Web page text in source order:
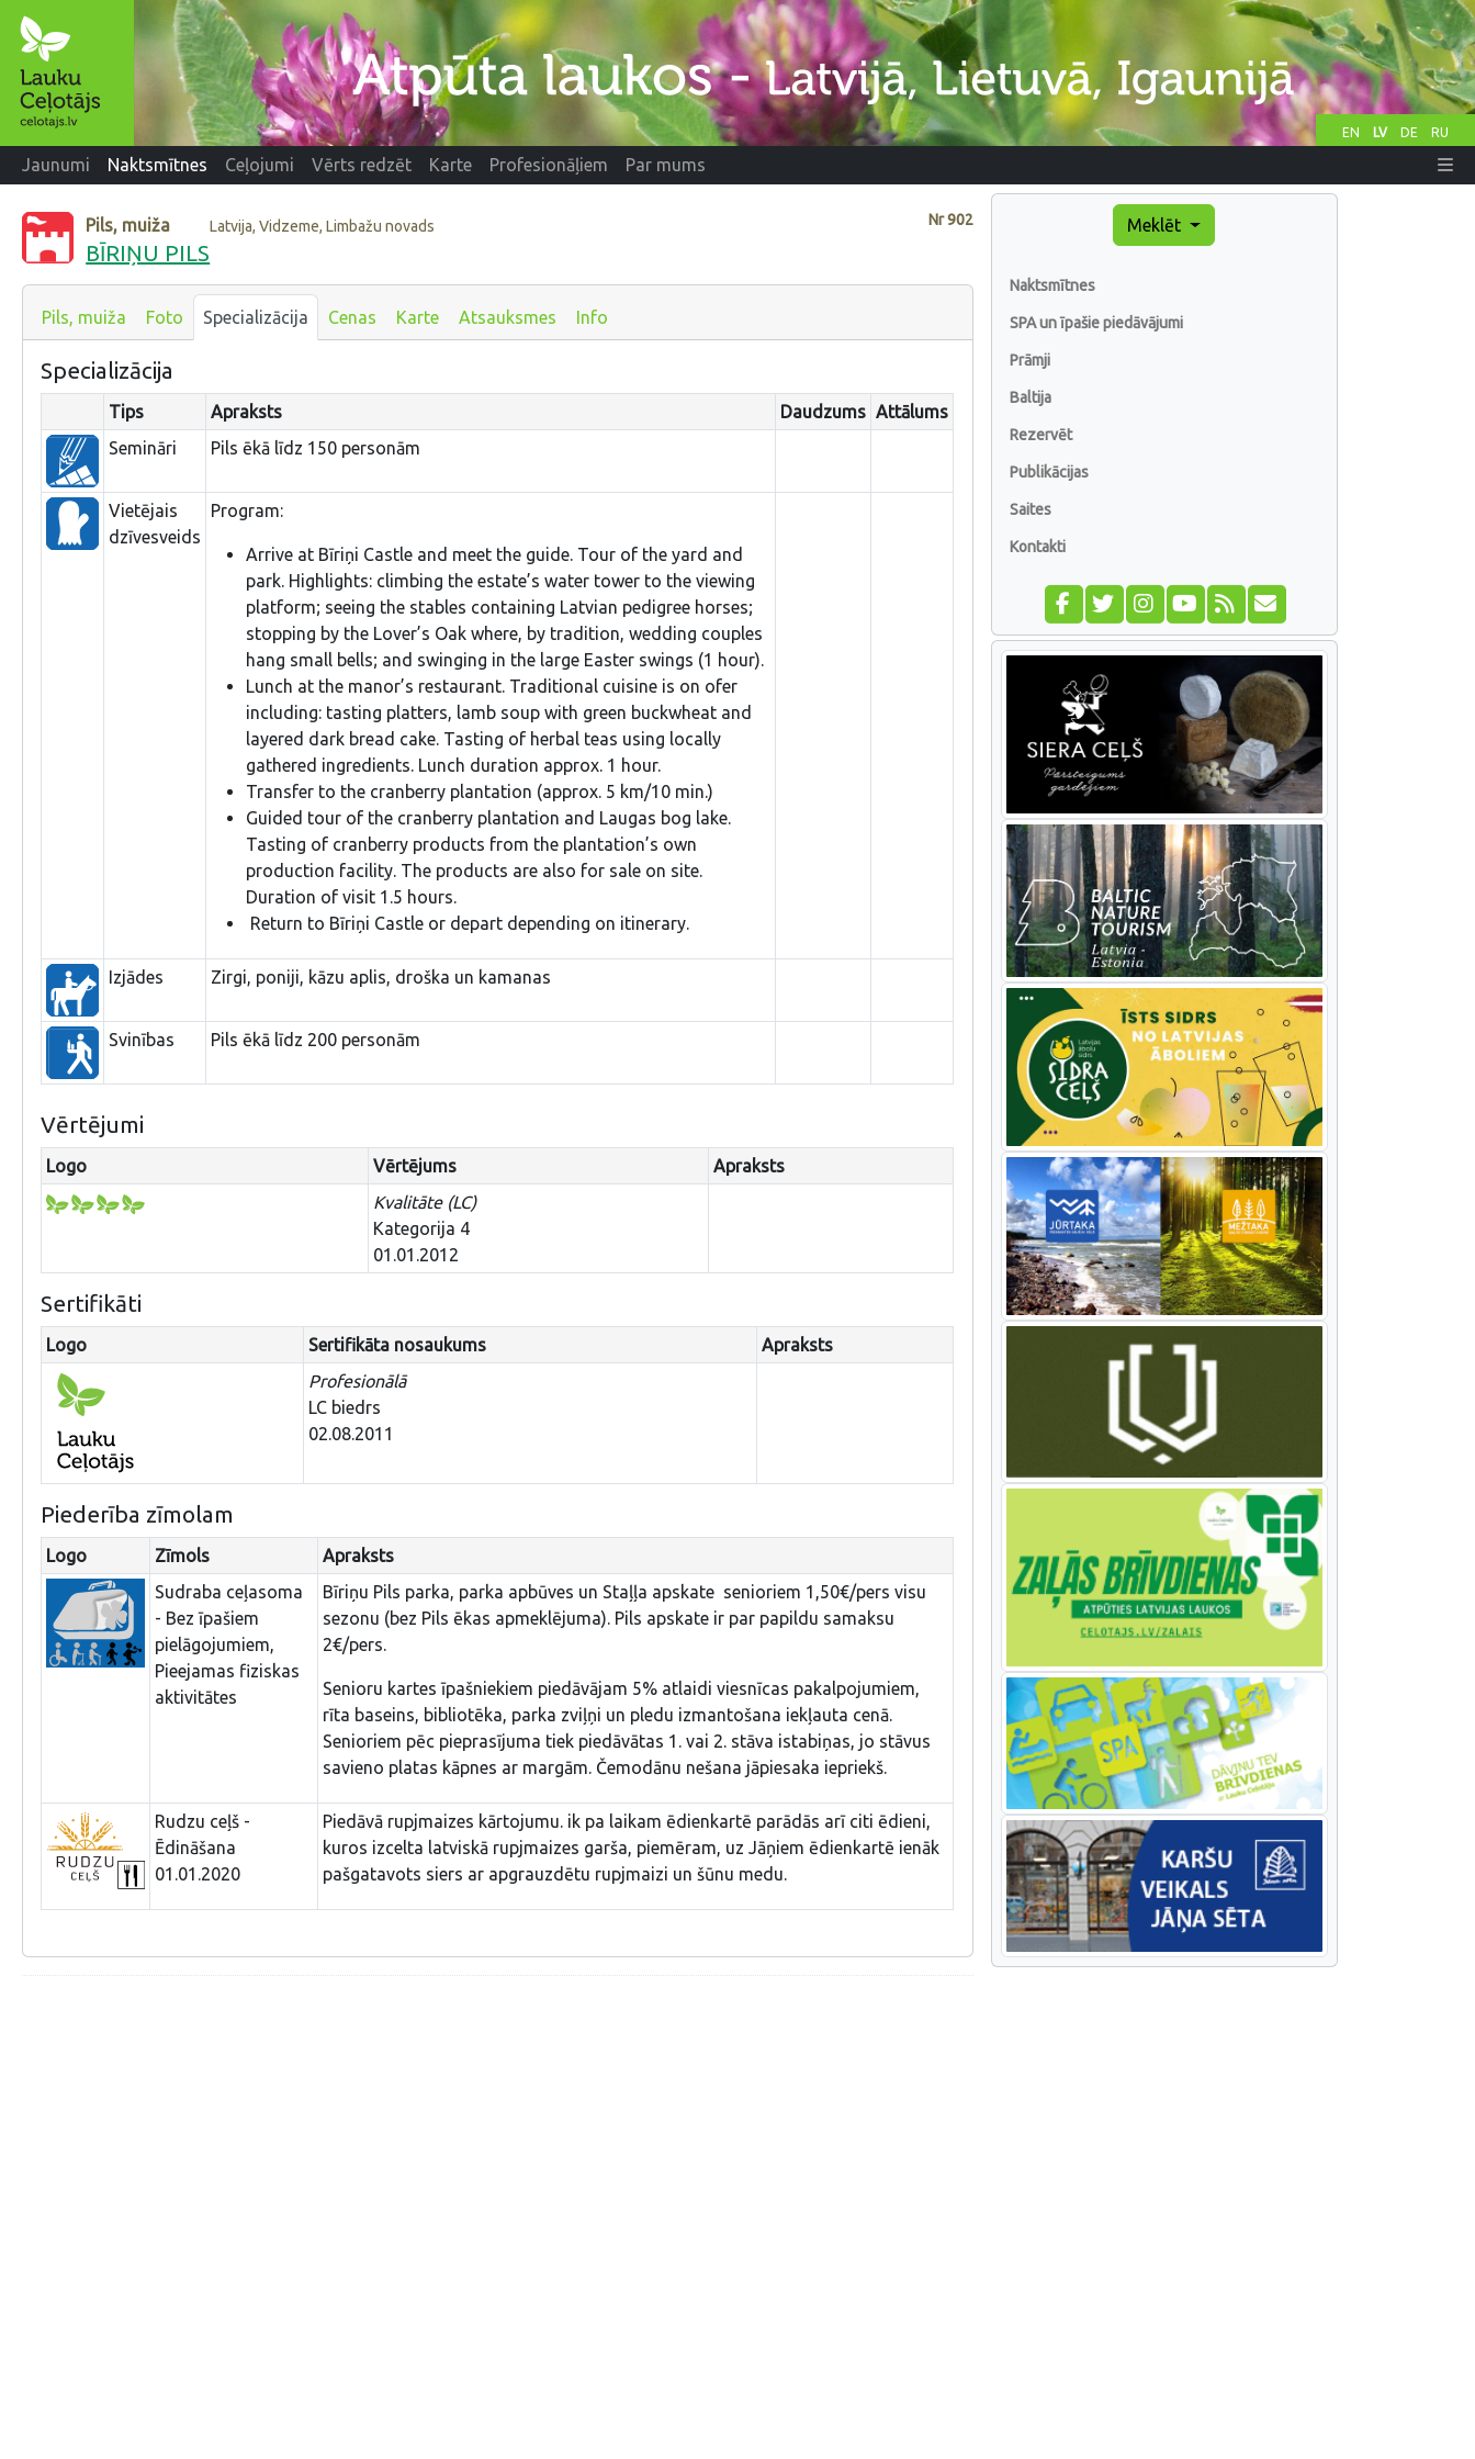
EN LV DE RU
Jaunumi Naktsmītnes Ceļojumi Vērts redzēt Karte Profesionāļiem Par mums
Nr902
Pils, muiža Latvija, Vidzeme, Limbažu novads
BĪRIŅU PILS
Pils, muiža Foto Specializācija Cenas Karte Atsauksmes Info
Specializācija
Tips Apraksts Daudzums Attālums
Semināri
Pils ēkā līdz 150 personām
Vietējais
dzīvesveids
Program:
Arrive at Bīriņi Castle and meet the guide. Tour of the yard and
park. Highlights: climbing the estate’s water tower to the viewing
platform; seeing the stables containing Latvian pedigree horses;
stopping by the Lover’s Oak where, by tradition, wedding couples
hang small bells; and swinging in the large Easter swings (1 hour).
Lunch at the manor’s restaurant. Traditional cuisine is on ofer
including: tasting platters, lamb soup with green buckwheat and
layered dark bread cake. Tasting of herbal teas using locally
gathered ingredients. Lunch duration approx. 1 hour.
Transfer to the cranberry plantation (approx. 5 km/10 min.)
Guided tour of the cranberry plantation and Laugas bog lake.
Tasting of cranberry products from the plantation’s own
production facility. The products are also for sale on site.
Duration of visit 1.5 hours.
Return to Bīriņi Castle or depart depending on itinerary.
Izjādes Zirgi, poniji, kāzu aplis, droška un kamanas
Svinības Pils ēkā līdz 200 personām
Vērtējumi
Logo Vērtējums
Apraksts
Kvalitāte (LC)
Kategorija 4
01.01.2012
Sertifikāti
Logo Sertifikāta nosaukums
Apraksts
Profesionālā
LC biedrs
02.08.2011
Piederība zīmolam
Logo Zīmols
Apraksts
Sudraba ceļasoma
- Bez īpašiem
pielāgojumiem,
Pieejamas fiziskas
aktivitātes
Bīriņu Pils parka, parka apbūves un Staļļa apskate senioriem 1,50€/pers visu
sezonu (bez Pils ēkas apmeklējuma). Pils apskate ir par papildu samaksu
2€/pers.
Senioru kartes īpašniekiem piedāvājam 5% atlaidi viesnīcas pakalpojumiem,
rīta baseins, bibliotēka, parka zviļņi un pledu izmantošana iekļauta cenā.
Senioriem pēc pieprasījuma tiek piedāvātas 1. vai 2. stāva istabiņas, jo stāvus
savieno platas kāpnes ar margām. Čemodānu nešana jāpiesaka iepriekš.
Rudzu ceļš -
Ēdināšana
01.01.2020
Piedāvā rupjmaizes kārtojumu. ik pa laikam ēdienkartē parādās arī citi ēdieni,
kuros izcelta latviskā rupjmaizes garša, piemēram, uz Jāņiem ēdienkartē ienāk
pašgatavots siers ar apgrauzdētu rupjmaizi un šūnu medu.
Meklēt
Naktsmītnes
SPA un īpašie piedāvājumi
Prāmji
Baltija
Rezervēt
Publikācijas
Saites
Kontakti